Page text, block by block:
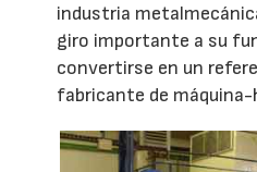
industria
giro importante a su
convertirse en un
fabricante de